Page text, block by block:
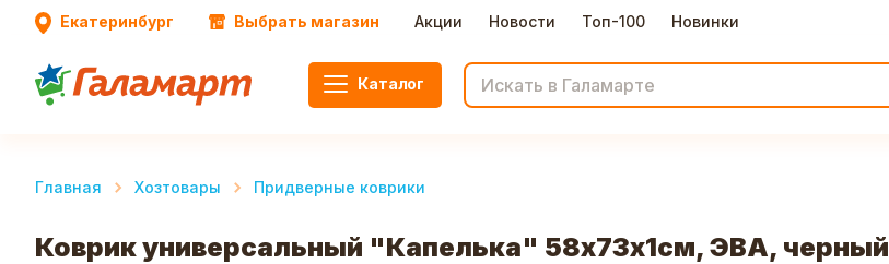
Екатеринбург Выбрать магазин Акции Новости Топ-100 Новинки
Каталог
Главная Хозтовары Придверные коврики
Коврик универсальный "Капелька" 58х73х1см, ЭВА, черный